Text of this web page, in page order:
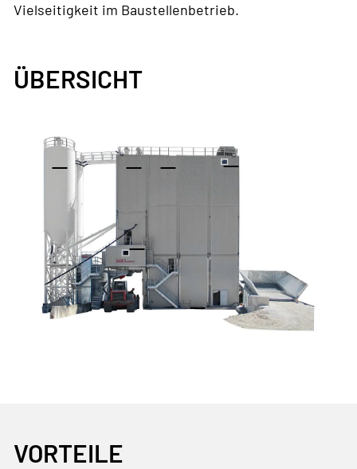
Vielseitigkeit im Baustellenbetrieb.
ÜBERSICHT
VORTEILE